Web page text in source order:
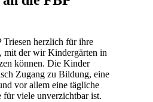
Triesen herzlich für ihre
mit der wir Kindergärten in
können. Die Kinder
Zugang zu Bildung, eine
vor allem eine tägliche
viele unverzichtbar ist.